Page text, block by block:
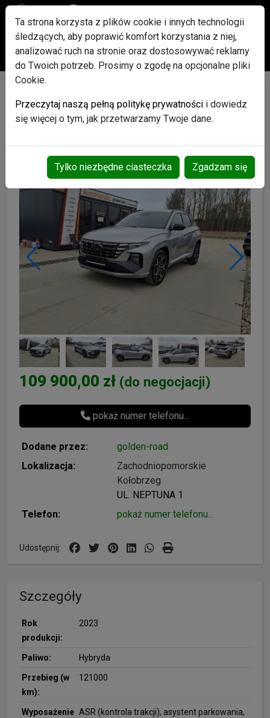
Po rejestracji każdy użytkownik otrzyma w Gratisie pakiet
ogłoszeń Promowanych
TUCSON 1,6 hybrid
180KM N-line alcantara
navi kamera opłacony
Motoryzacja Samochody osobowe Hyundai
109 900,00 zł (do negocjacji)
pokaż numer telefonu...
Dodane przez:
golden-road
Lokalizacja:
Zachodniopomorskie
Kołobrzeg
UL. NEPTUNA 1
Telefon:
pokaż numer telefonu...
Udostępnij:
Szczegóły
Rok
produkcji:
2023
Paliwo: Hybryda
Przebieg (w
km):
121000
Wyposażenie ASR (kontrola trakcji), asystent parkowania,
Ta strona korzysta z plików cookie i innych technologii
śledzących, aby poprawić komfort korzystania z niej,
analizować ruch na stronie oraz dostosowywać reklamy
do Twoich potrzeb. Prosimy o zgodę na opcjonalne pliki
Cookie.
Przeczytaj naszą pełną politykę prywatności i dowiedz
się więcej o tym, jak przetwarzamy Twoje dane.
Tylko niezbędne ciasteczka Zgadzam się